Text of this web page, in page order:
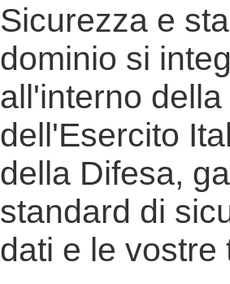
Sicurezza e
dominio si
all'interno
dell'Esercito
della Difesa,
standard di
dati e le vostre